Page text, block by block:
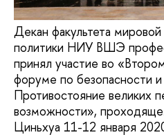
Декан факультета
политики НИУ ВШЭ
принял участие во
форуме по безопасности и
Противостояние великих
возможности»,
Циньхуа 11-12 января